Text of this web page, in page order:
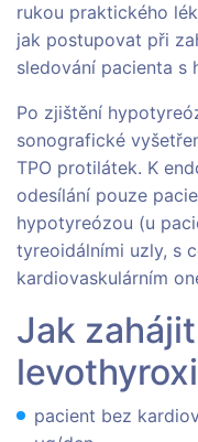
rukou praktického
jak postupovat při
sledování pacienta s
Po zjištění
sonografické
TPO protilátek. K
odesílání pouze
hypotyreózou (u
tyreoidálními uzly, s
kardiovaskulárním
Jak
pacient bez